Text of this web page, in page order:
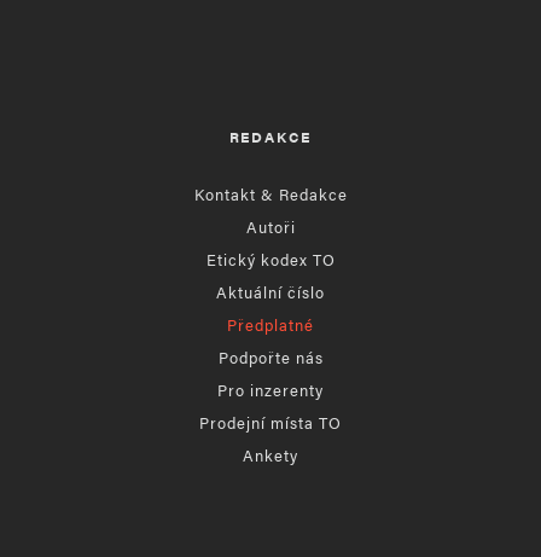
REDAKCE
Kontakt & Redakce
Autoři
Etický kodex TO
Aktuální číslo
Předplatné
Podpořte nás
Pro inzerenty
Prodejní místa TO
Ankety